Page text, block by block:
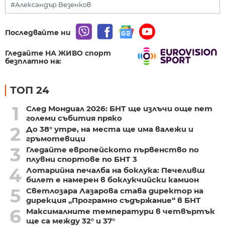
#Александър Везенков
Последвайте ни
Гледайте НА ЖИВО спорт
безплатно на:
ТОП 24
1
След Мондиал 2026: БНТ ще излъчи още пет
големи събития пряко
2
До 38° утре, на места ще има валежи и
гръмотевици
3
Гледайте европейското първенство по
плувни спортове по БНТ 3
4 Лотарийна печалба на боклука: Печеливш
билет е намерен в боклукчийски камион
5 Светлозара Лазарова става директор на
дирекция „Програмно съдържание“ в БНТ
6
Максималните температури в четвъртък
ще са между 32° и 37°